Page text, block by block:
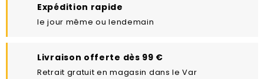
Expédition rapide
le jour même ou lendemain
Livraison offerte dès 99 €
Retrait gratuit en magasin dans le Var